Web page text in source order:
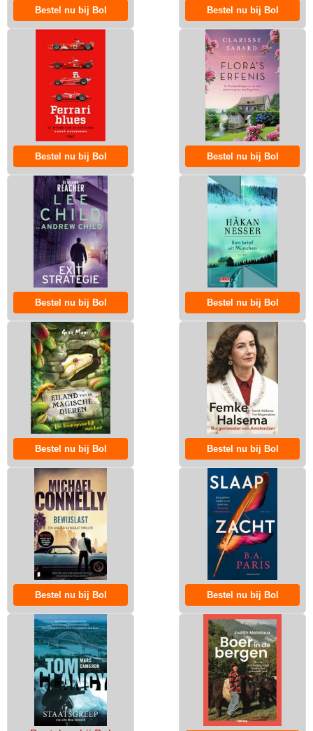
Bestel nu bij Bol Bestel nu bij Bol
Bestel nu bij Bol Bestel nu bij Bol
Bestel nu bij Bol Bestel nu bij Bol
Bestel nu bij Bol Bestel nu bij Bol
Bestel nu bij Bol Bestel nu bij Bol